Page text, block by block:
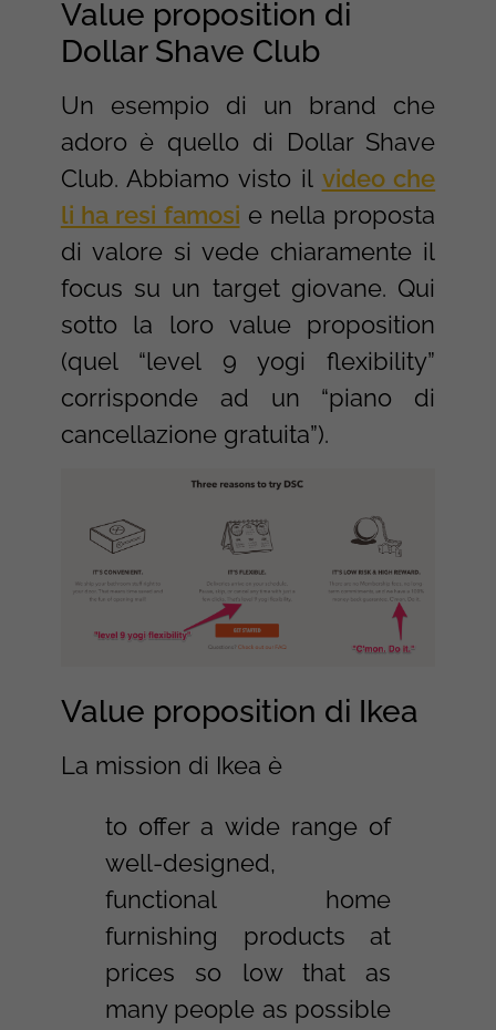
Value proposition di
Dollar Shave Club
Un esempio di un brand che
adoro è quello di Dollar Shave
Club. Abbiamo visto il video che
li ha resi famosi e nella proposta
di valore si vede chiaramente il
focus su un target giovane. Qui
sotto la loro value proposition
(quel “level 9 yogi flexibility”
corrisponde ad un “piano di
cancellazione gratuita”).
Value proposition di Ikea
La mission di Ikea è
to offer a wide range of
well-designed,
functional home
furnishing products at
prices so low that as
many people as possible